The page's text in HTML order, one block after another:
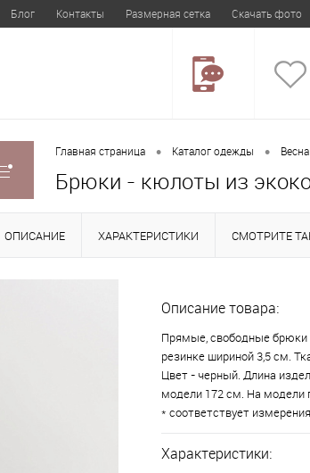
Блог Контакты Размерная сетка Скачать фото
Главная страница • Каталог одежды •
Брюки - кюлоты из
ОПИСАНИЕ ХАРАКТЕРИСТИКИ СМОТРИТЕ
Описание товара:
Прямые, свободные брюки
резинке шириной 3,5 см.
Цвет - черный. Длина
модели 172 см. На модели
* соответствует
Характеристики: